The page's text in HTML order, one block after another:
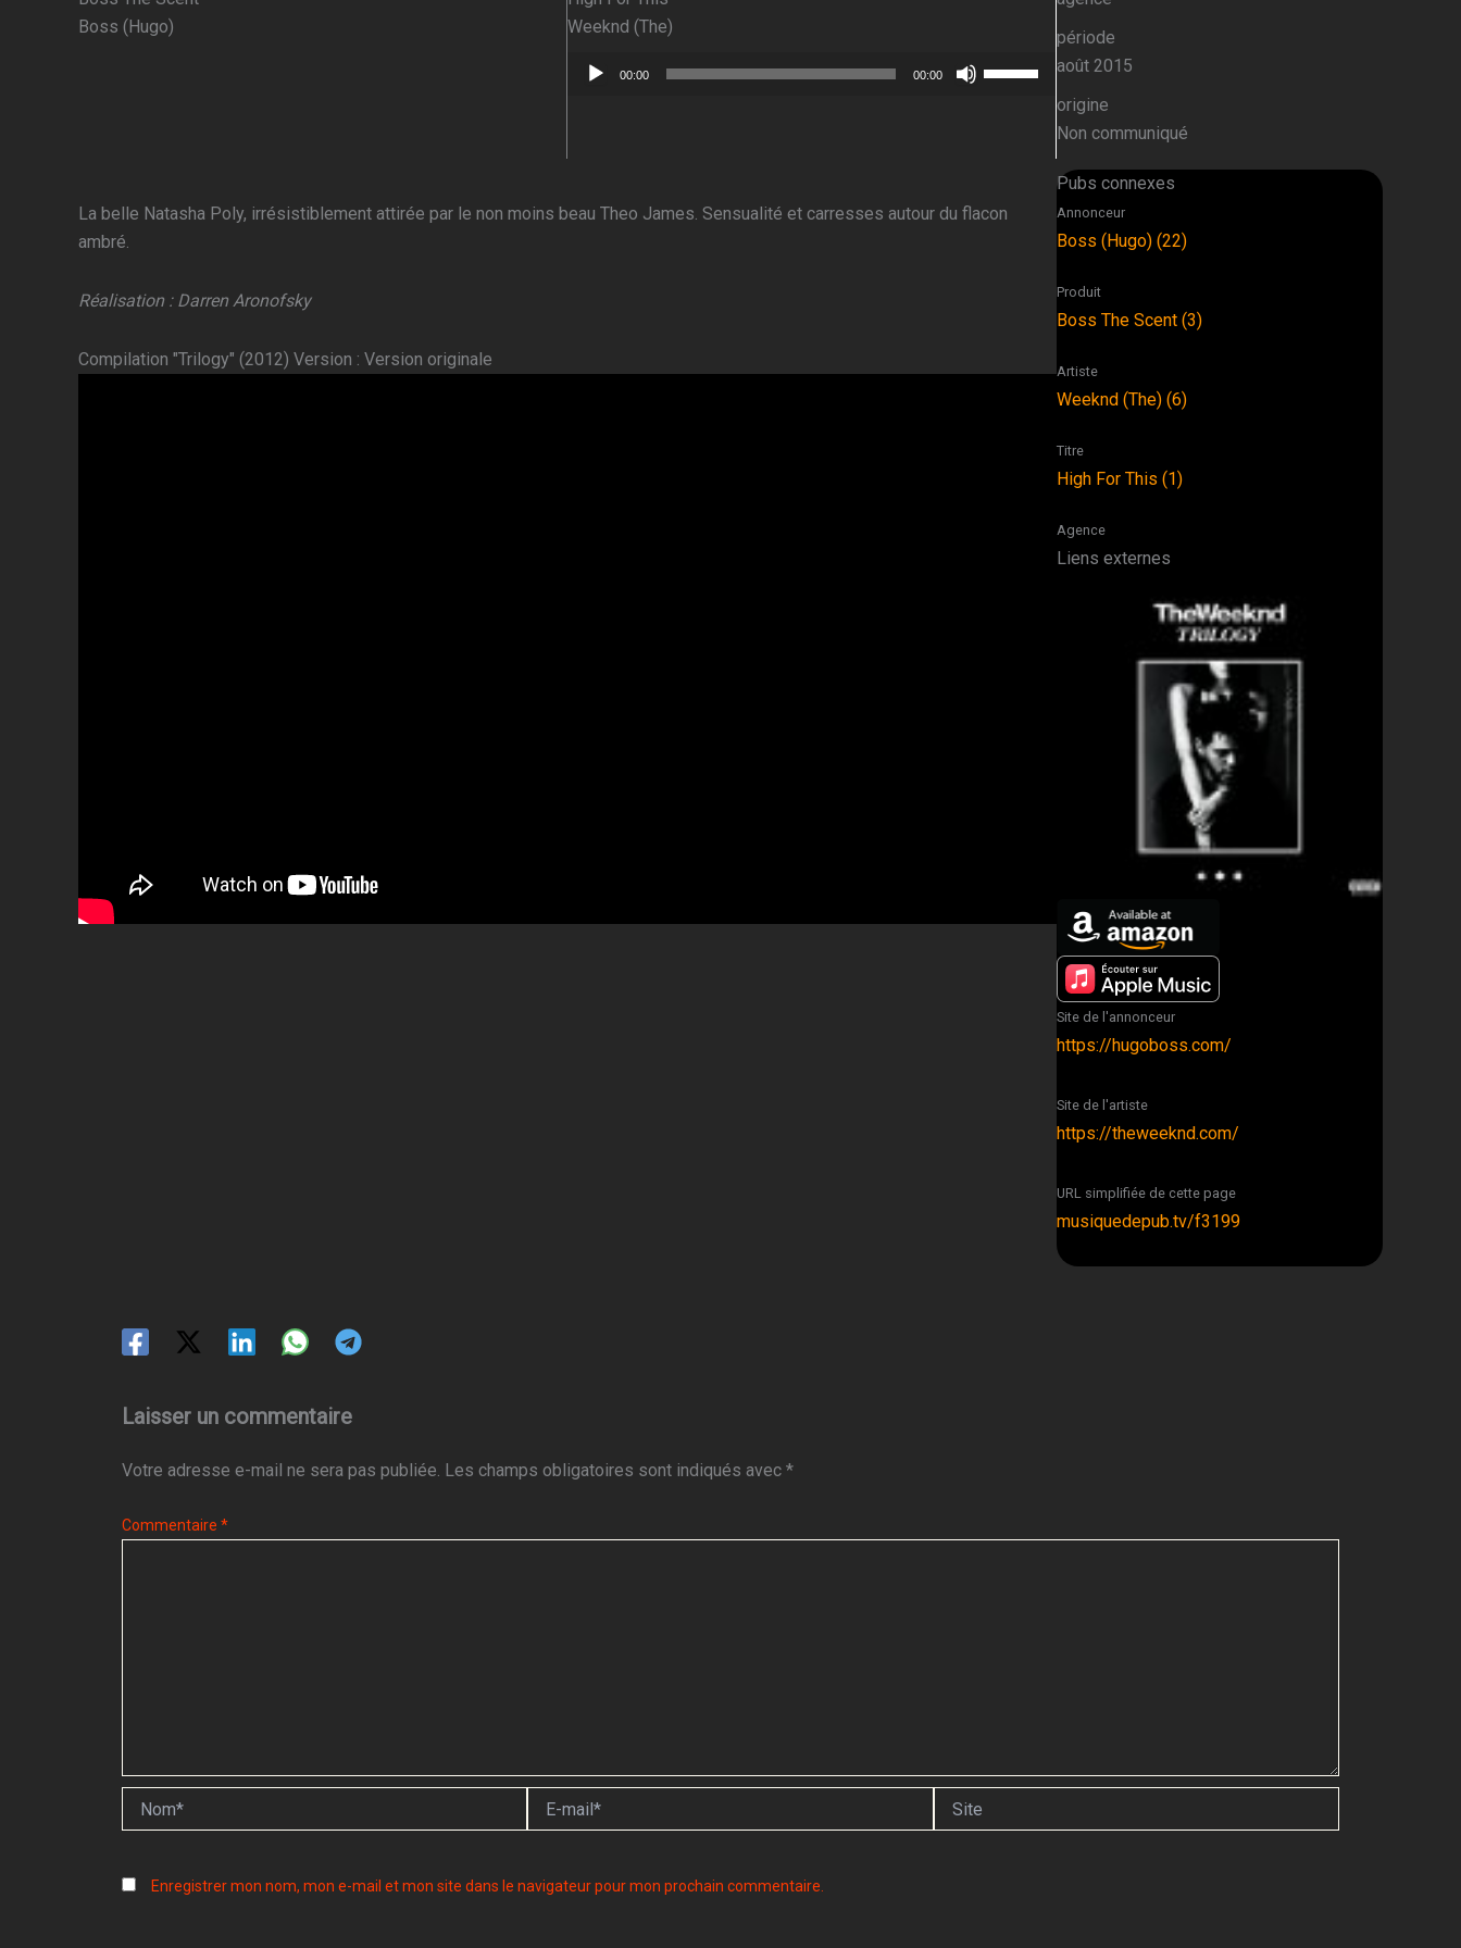
Boss (Hugo)
Weeknd (The)
Lecteur 00:00 00:00
augmenter
période
août 2015
origine
Non communiqué
La belle Natasha Poly, irrésistiblement attirée par le non moins beau Theo James. Sensualité et carresses autour du flacon
ambré.
Réalisation : Darren Aronofsky
Compilation "Trilogy" (2012) Version : Version originale
Pubs connexes
Annonceur
Boss (Hugo) (22)
Produit
Boss The Scent (3)
Artiste
Weeknd (The) (6)
Titre
High For This (1)
Agence
Liens externes
Site de l'annonceur
https://hugoboss.com/
Site de l'artiste
https://theweeknd.com/
URL simplifiée de cette page
musiquedepub.tv/f3199
Laisser un commentaire
Votre adresse e-mail ne sera pas publiée. Les champs obligatoires sont indiqués avec *
Commentaire *
mail*
Enregistrer mon nom, mon e-mail et mon site dans le navigateur pour mon prochain commentaire.